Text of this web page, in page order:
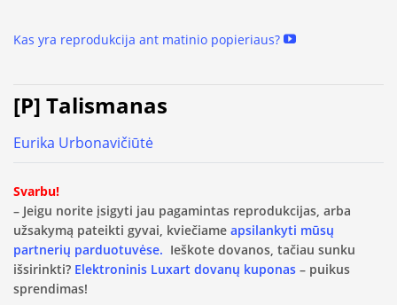
Kas yra reprodukcija ant matinio popieriaus?
[P] Talismanas
Eurika Urbonavičiūtė
Svarbu!
– Jeigu norite įsigyti jau pagamintas reprodukcijas, arba
užsakymą pateikti gyvai, kviečiame apsilankyti mūsų
partnerių parduotuvėse. Ieškote dovanos, tačiau sunku
išsirinkti? Elektroninis Luxart dovanų kuponas – puikus
sprendimas!